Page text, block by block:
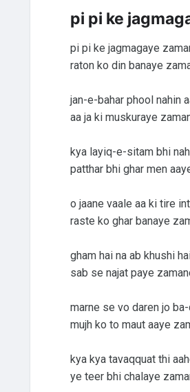
pi pi ke
pi pi ke jagmagaye
raton ko din banaye
jan-e-bahar phool nahin
aa ja ki muskuraye
kya layiq-e-sitam bhi
patthar bhi ghar men
o jaane vaale aa ki tire
raste ko ghar banaye
gham hai na ab khushi
sab se najat paye
marne se vo daren jo
mujh ko to maut aaye
kya kya tavaqquat thi
ye teer bhi chalaye